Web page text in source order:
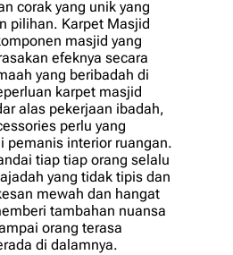
corak yang unik yang
pilihan. Karpet Masjid
masjid yang
efeknya secara
yang beribadah di
karpet masjid
alas pekerjaan ibadah,
perlu yang
pemanis interior ruangan.
tiap tiap orang selalu
yang tidak tipis dan
mewah dan hangat
tambahan nuansa
orang terasa
di dalamnya.